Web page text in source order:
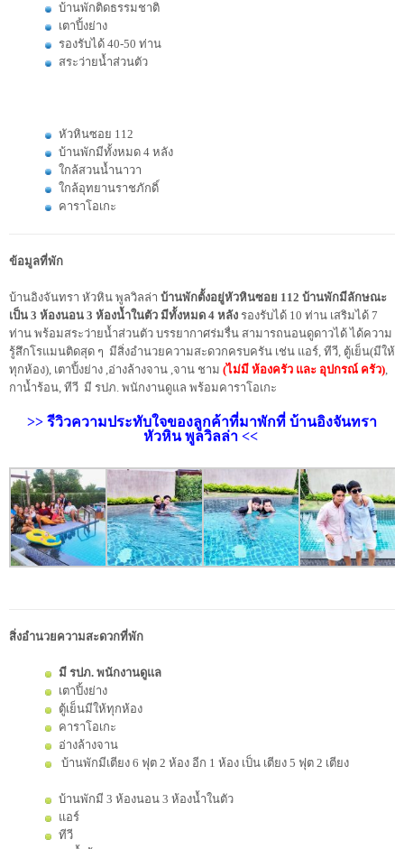
บ้านพักติดธรรมชาติ
เตาปิ้งย่าง
รองรับได้ 40-50 ท่าน
สระว่ายน้ำส่วนตัว
หัวหินซอย 112
บ้านพักมีทั้งหมด 4 หลัง
ใกล้สวนน้ำนาวา
ใกล้อุทยานราชภักดิ์
คาราโอเกะ
ข้อมูลที่พัก
บ้านอิงจันทรา หัวหิน พูลวิลล่า บ้านพักตั้งอยู่หัวหินซอย 112 บ้านพักมีลักษณะ
เป็น 3 ห้องนอน 3 ห้องน้ำในตัว มีทั้งหมด 4 หลัง รองรับได้ 10 ท่าน เสริมได้ 7
ท่าน พร้อมสระว่ายน้ำส่วนตัว บรรยากาศร่มรื่น สามารถนอนดูดาวได้ ได้ความ
รู้สึกโรแมนติดสุด ๆ มีสิ่งอำนวยความสะดวกครบครัน เช่น แอร์, ทีวี, ตู้เย็น(มีให้
ทุกห้อง), เตาปิ้งย่าง ,อ่างล้างจาน ,จาน ชาม (ไม่มี ห้องครัว และ อุปกรณ์ ครัว),
กาน้ำร้อน, ทีวี มี รปภ. พนักงานดูแล พร้อมคาราโอเกะ
>> รีวิวความประทับใจของลูกค้าที่มาพักที่ บ้านอิงจันทรา
หัวหิน พูลวิลล่า <<
สิ่งอำนวยความสะดวกที่พัก
มี รปภ. พนักงานดูแล
เตาปิ้งย่าง
ตู้เย็นมีให้ทุกห้อง
คาราโอเกะ
อ่างล้างจาน
บ้านพักมีเตียง 6 ฟุต 2 ห้อง อีก 1 ห้อง เป็น เตียง 5 ฟุต 2 เตียง
บ้านพักมี 3 ห้องนอน 3 ห้องน้ำในตัว
แอร์
ทีวี